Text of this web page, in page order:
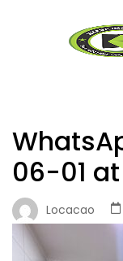
06-01 at
Locacao